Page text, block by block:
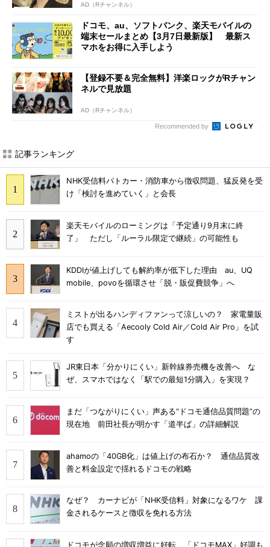
AD（Rチャンネル）
ドコモ、au、ソフトバンク、楽天モバイルの
端末セールまとめ【3月7日最新版】 最新ス
マホをお得に入手しよう
【登録不要＆完全無料】洋楽ロックがRチャン
ネルで見放題
AD（Rチャンネル）
Recommended by
記事ランキング
NHK受信料パトカー・消防車から徴収問題、猛反発を受
け「検討を進めていく」と会長
楽天モバイルのローミングは「予定通り9月末に終
了」 ただし「ルーラル限定で継続」の可能性も
KDDIが値上げしても解約率が低下した理由 au、UQ
mobile、povoを循環させ「脱・販促費競争」へ
ミストが出るハンディファンって涼しいの？ 家電量販
店でも買える「Aecooly Cold Air／Cold Air Pro」を試
す
JR東日本「分かりにくい」新幹線券売機を改善へ な
ぜ、スマホではなく「駅での最短1分購入」を実現？
まだ「つながりにくい」声ある“ドコモ通信品質問題”の
現在地 前田社長が明かす「道半ば」の詳細解説
ahamoの「40GB化」は値上げの布石か？ 通信品質改
善と料金設定で揺れるドコモの戦略
なぜ？ カーナビが「NHK受信料」対象になるワケ 課
金されるケースと徴収を免れる方法
ドコモが念願の増収増益に好転 「ドコモMAX」好調も